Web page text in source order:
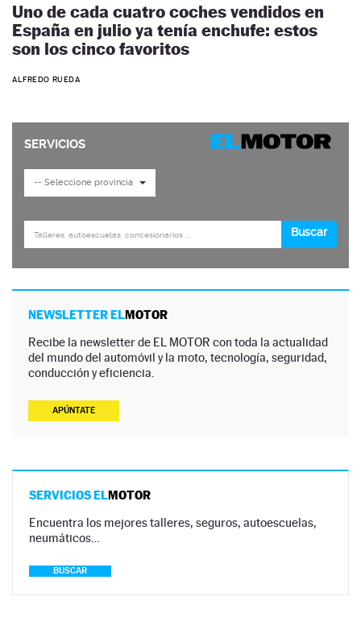
Uno de cada cuatro coches vendidos en
España en julio ya tenía enchufe: estos
son los cinco favoritos
ALFREDO RUEDA
NEWSLETTER ELMOTOR
Recibe la newsletter de EL MOTOR con toda la actualidad
del mundo del automóvil y la moto, tecnología, seguridad,
conducción y eficiencia.
APÚNTATE
SERVICIOS ELMOTOR
Encuentra los mejores talleres, seguros, autoescuelas,
neumáticos…
BUSCAR